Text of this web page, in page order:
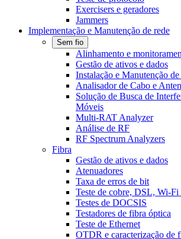
Exercisers e geradores
Jammers
Implementação e Manutenção de rede
Sem fio
Alinhamento e
Gestão de ativos e dados
Instalação e Manutenção
Analisador de Cabo e
Solução de Busca de
Móveis
Multi-RAT Analyzer
Análise de RF
RF Spectrum Analyzers
Fibra
Gestão de ativos e dados
Atenuadores
Taxa de erros de bit
Teste de cobre, DSL, Wi-Fi
Testes de DOCSIS
Testadores de fibra óptica
Teste de Ethernet
OTDR e caracterização de